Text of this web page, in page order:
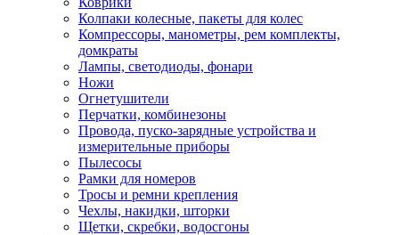
Колпаки колесные, пакеты для колес
Компрессоры, манометры, рем комплекты,
домкраты
Лампы, светодиоды, фонари
Ножи
Огнетушители
Перчатки, комбинезоны
Провода, пуско-зарядные устройства и
измерительные приборы
Пылесосы
Рамки для номеров
Тросы и ремни крепления
Чехлы, накидки, шторки
Щетки, скребки, водосгоны